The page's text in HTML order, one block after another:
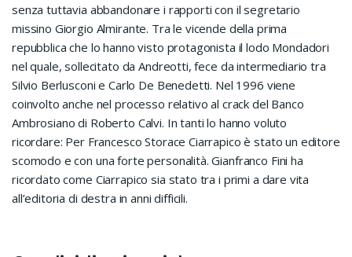
senza tuttavia abbandonare i rapporti con il segretario
missino Giorgio Almirante. Tra le vicende della prima
repubblica che lo hanno visto protagonista il lodo Mondadori
nel quale, sollecitato da Andreotti, fece da intermediario tra
Silvio Berlusconi e Carlo De Benedetti. Nel 1996 viene
coinvolto anche nel processo relativo al crack del Banco
Ambrosiano di Roberto Calvi. In tanti lo hanno voluto
ricordare: Per Francesco Storace Ciarrapico è stato un editore
scomodo e con una forte personalità. Gianfranco Fini ha
ricordato come Ciarrapico sia stato tra i primi a dare vita
all’editoria di destra in anni difficili.